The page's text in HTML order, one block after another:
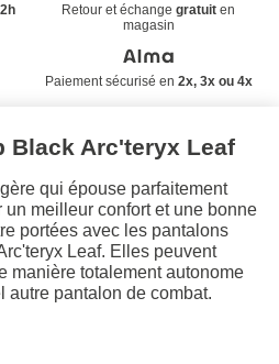
Retour et échangegratuit en
magasin
Paiement sécurisé en 2x, 3x ou 4x
Black Arc'teryx Leaf
qui épouse parfaitement
un meilleur confort et une bonne
portées avec les pantalons
Leaf. Elles peuvent
manière totalement autonome
autre pantalon de combat.